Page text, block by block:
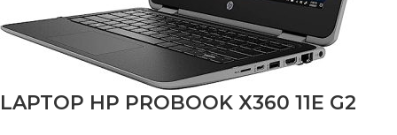
LAPTOP HP PROBOOK X360 11E G2